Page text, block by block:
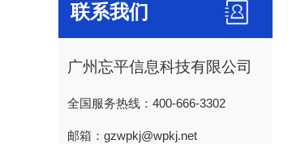
联系我们
广州忘平信息科技有限公司
全国服务热线：400-666-3302
邮箱：gzwpkj@wpkj.net